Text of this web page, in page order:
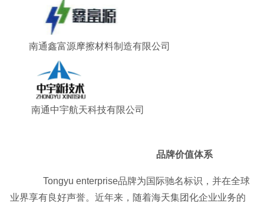
南通鑫富源摩擦材料制造有限公司
南通中宇航天科技有限公司
品牌价值体系
Tongyu enterprise品牌为国际驰名标识，并在全球
业界享有良好声誉。近年来，随着海天集团化企业业务的